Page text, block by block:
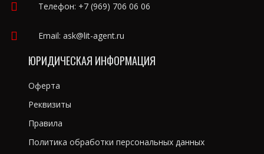
Телефон: +7 (969) 706 06 06
Email: ask@lit-agent.ru
ЮРИДИЧЕСКАЯ ИНФОРМАЦИЯ
Оферта
Реквизиты
Правила
Политика обработки персональных данных